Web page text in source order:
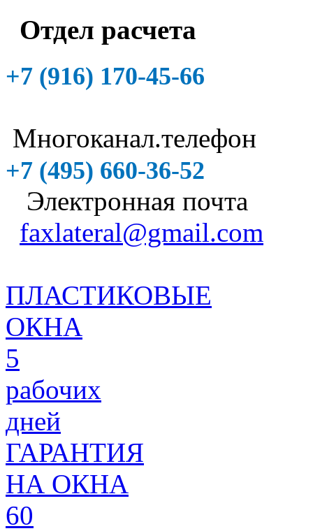
Отдел расчета
+7 (916) 170-45-66
Многоканал.телефон
+7 (495) 660-36-52
Электронная почта
faxlateral@gmail.com
ПЛАСТИКОВЫЕ
ОКНА
5
рабочих
дней
ГАРАНТИЯ
НА ОКНА
60